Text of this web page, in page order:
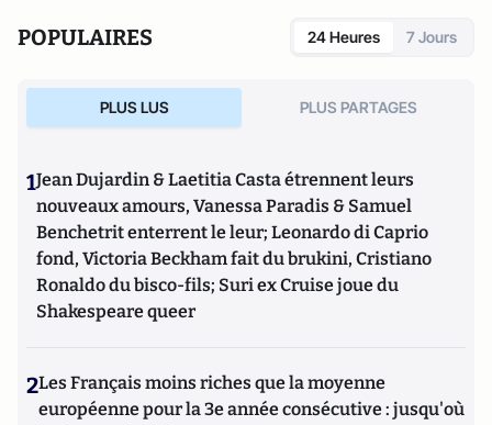
POPULAIRES 24 Heures 7 Jours
PLUS LUS PLUS PARTAGES
1Jean Dujardin & Laetitia Casta étrennent leurs
nouveaux amours, Vanessa Paradis & Samuel
Benchetrit enterrent le leur; Leonardo di Caprio
fond, Victoria Beckham fait du brukini, Cristiano
Ronaldo du bisco-fils; Suri ex Cruise joue du
Shakespeare queer
2Les Français moins riches que la moyenne
européenne pour la 3e année consécutive : jusqu'où